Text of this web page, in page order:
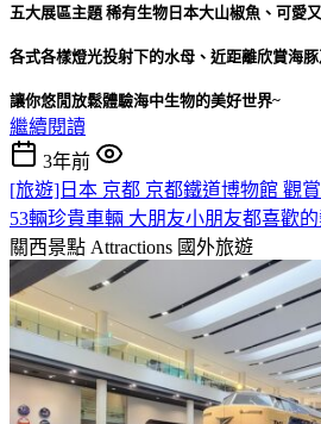
五大展區主題 稀有生物日本大山椒魚、可愛
各式各樣燈光投射下的水母、近距離欣賞海
讓你悠閒放鬆體驗海中生物的美好世界~
繼續閱讀
3年前
[旅遊]日本 京都 京都鐵道博物館 觀
53輛珍貴車輛 大朋友小朋友都喜歡
關西景點 Attractions 國外旅遊